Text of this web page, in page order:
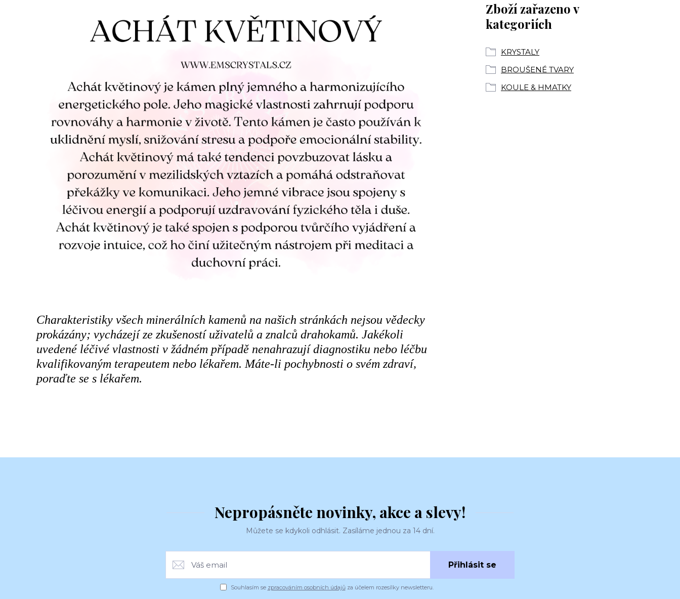
Charakteristiky všech minerálních kamenů na našich stránkách nejsou vědecky
prokázány; vycházejí ze zkušeností uživatelů a znalců drahokamů. Jakékoli
uvedené léčivé vlastnosti v žádném případě nenahrazují diagnostiku nebo léčbu
kvalifikovaným terapeutem nebo lékařem. Máte-li pochybnosti o svém zdraví,
poraďte se s lékařem.
Zboží zařazeno v
kategoriích
KRYSTALY
BROUŠENÉ TVARY
KOULE & HMATKY
Nepropásněte novinky, akce a slevy!
Můžete se kdykoli odhlásit. Zasíláme jednou za 14 dní.
Přihlásit se
Souhlasím se zpracováním osobních údajůza účelem rozesílky newsletteru.